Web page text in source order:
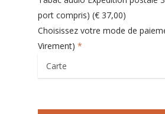
port compris) (€ 37,00)
Choisissez votre mode de
Virement)*